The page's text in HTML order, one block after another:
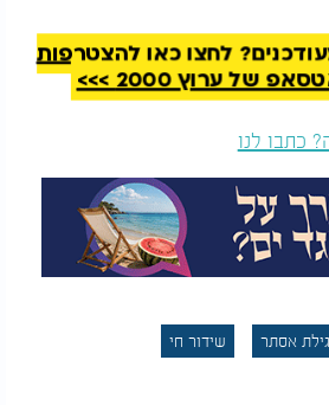
לחצו כאן להצטרפות
של ערוץ 2000 >>>
כתבו לנו
אסתר שידור חי